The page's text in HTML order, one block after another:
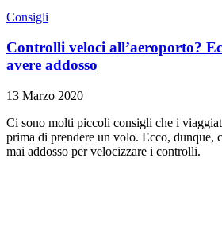
Consigli
Controlli veloci all’aeroporto?
avere addosso
13 Marzo 2020
Ci sono molti piccoli consigli che i
prima di prendere un volo. Ecco, dunque,
mai addosso per velocizzare i controlli.